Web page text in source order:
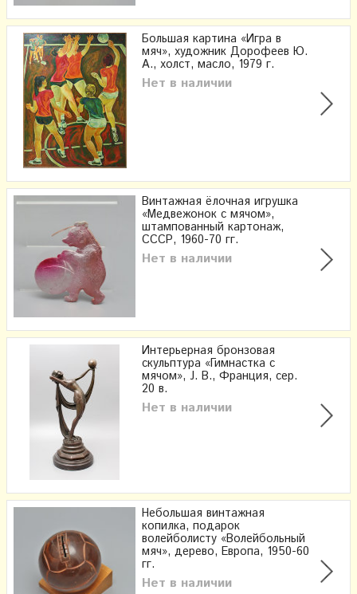
Большая картина «Игра в
мяч», художник Дорофеев Ю.
А., холст, масло, 1979 г.
Нет в наличии
Винтажная ёлочная игрушка
«Медвежонок с мячом»,
штампованный картонаж,
СССР, 1960-70 гг.
Нет в наличии
Интерьерная бронзовая
скульптура «Гимнастка с
мячом», J. B., Франция, сер.
20 в.
Нет в наличии
Небольшая винтажная
копилка, подарок
волейболисту «Волейбольный
мяч», дерево, Европа, 1950-60
гг.
Нет в наличии